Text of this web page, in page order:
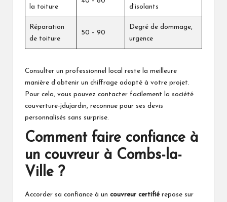
la toiture
d’isolants
Réparation
de toiture
50 – 90
Degré de dommage,
urgence
Consulter un professionnel local reste la meilleure
manière d’obtenir un chiffrage adapté à votre projet.
Pour cela, vous pouvez contacter facilement la société
couverture-jdujardin, reconnue pour ses devis
personnalisés sans surprise.
Comment faire confiance à
un couvreur à Combs-la-
Ville ?
Accorder sa confiance à un couvreur certifiérepose sur